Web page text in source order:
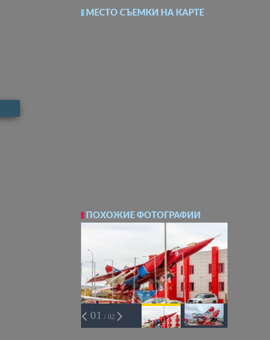
МЕСТО СЪЕМКИ НА КАРТЕ
ПОХОЖИЕ ФОТОГРАФИИ
01 / 02